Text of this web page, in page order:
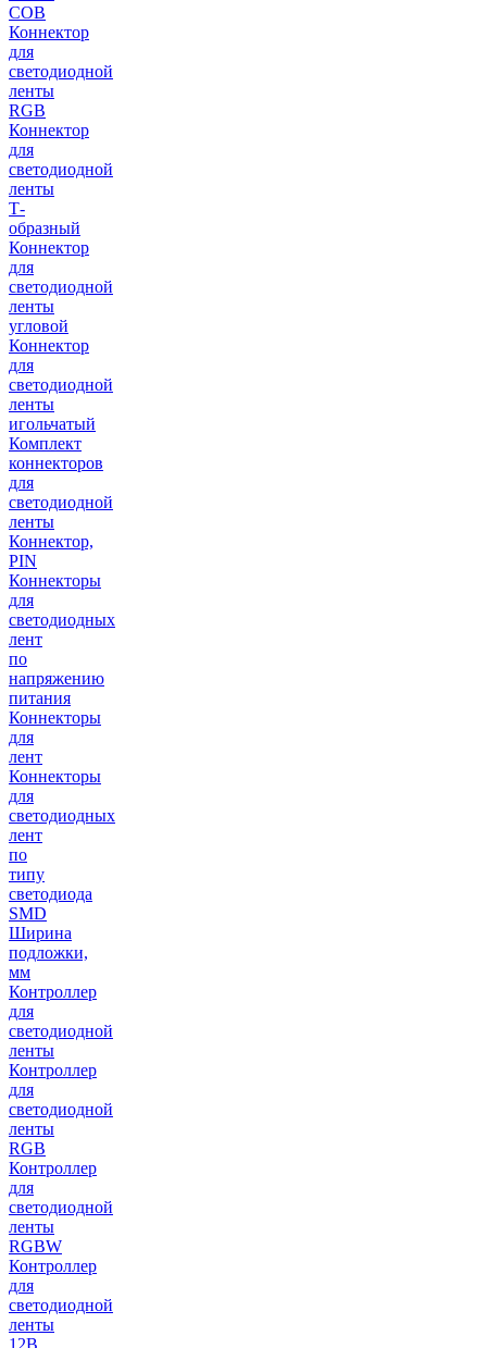
COB
Коннектор
для
светодиодной
ленты
RGB
Коннектор
для
светодиодной
ленты
Т-
образный
Коннектор
для
светодиодной
ленты
угловой
Коннектор
для
светодиодной
ленты
игольчатый
Комплект
коннекторов
для
светодиодной
ленты
Коннектор,
PIN
Коннекторы
для
светодиодных
лент
по
напряжению
питания
Коннекторы
для
лент
Коннекторы
для
светодиодных
лент
по
типу
светодиода
SMD
Ширина
подложки,
мм
Контроллер
для
светодиодной
ленты
Контроллер
для
светодиодной
ленты
RGB
Контроллер
для
светодиодной
ленты
RGBW
Контроллер
для
светодиодной
ленты
12В